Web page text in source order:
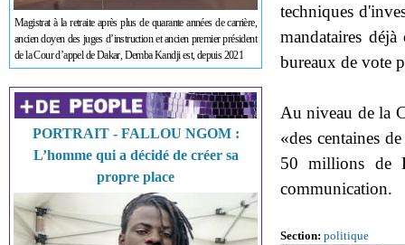
Magistrat à la retraite après plus de quarante années de carrière,
ancien doyen des juges d’instruction et ancien premier président
de la Cour d’appel de Dakar, Demba Kandji est, depuis 2021
PORTRAIT - FALLOU NGOM :
L’homme qui a décidé de créer sa
propre place
techniques
mandataires
bureaux de vote
Au niveau de la
«des centaines
50 millions de
communication.
Section: politique